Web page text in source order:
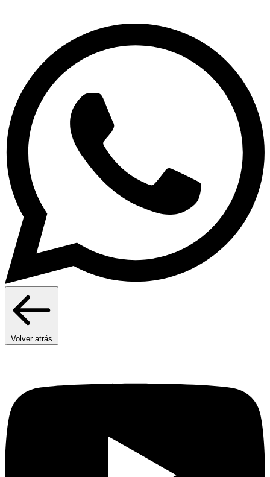
Volver atrás